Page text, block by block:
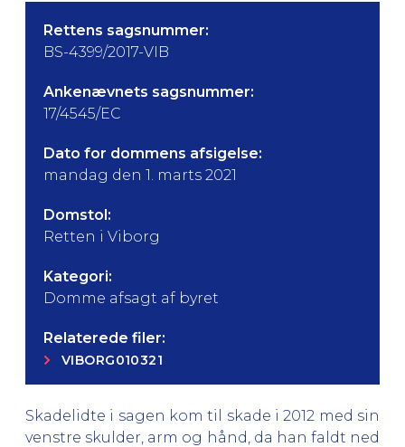
Rettens sagsnummer:
BS-4399/2017-VIB
Ankenævnets sagsnummer:
17/4545/EC
Dato for dommens afsigelse:
mandag den 1. marts 2021
Domstol:
Retten i Viborg
Kategori:
Domme afsagt af byret
Relaterede filer:
VIBORG010321
Skadelidte i sagen kom til skade i 2012 med sin
venstre skulder, arm og hånd, da han faldt ned